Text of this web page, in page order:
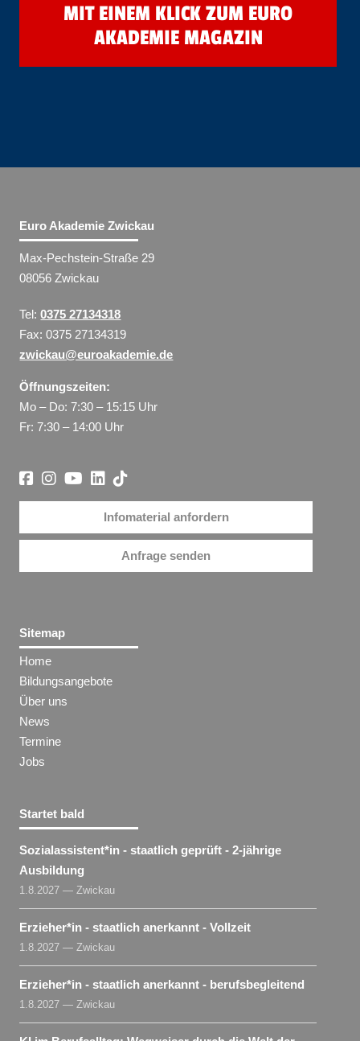
MIT EINEM KLICK ZUM EURO
AKADEMIE MAGAZIN
Euro Akademie Zwickau
Max-Pechstein-Straße 29
08056 Zwickau
Tel:0375 27134318
Fax: 0375 27134319
zwickau@euroakademie.de
Öffnungszeiten:
Mo – Do: 7:30 – 15:15 Uhr
Fr: 7:30 – 14:00 Uhr
Infomaterial anfordern
Anfrage senden
Sitemap
Home
Bildungsangebote
Über uns
News
Termine
Jobs
Startet bald
Sozialassistent​*in - staatlich geprüft - 2-jährige
Ausbildung
1.8.2027 — Zwickau
Erzieher​*in - staatlich anerkannt - Vollzeit
1.8.2027 — Zwickau
Erzieher​*in - staatlich anerkannt - berufsbegleitend
1.8.2027 — Zwickau